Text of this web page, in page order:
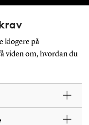
klogere på
viden om, hvordan du